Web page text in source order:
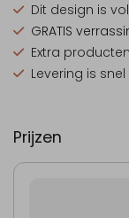
Dit design is
GRATIS
Extra producten
Levering is snel
Prijzen